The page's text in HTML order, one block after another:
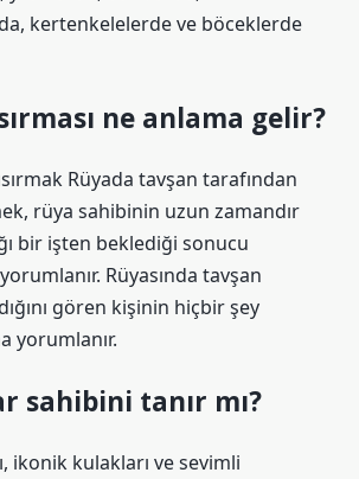
kertenkelelerde ve böceklerde
ne anlama gelir?
Rüyada tavşan tarafından
rüya sahibinin uzun zamandır
bir işten beklediği sonucu
Rüyasında tavşan
gören kişinin hiçbir şey
yorumlanır.
sahibini tanır mı?
ikonik kulakları ve sevimli